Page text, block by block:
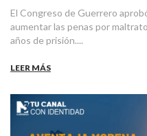
El Congreso de Guerrero
aumentar las penas por
años de prisión....
LEER MÁS